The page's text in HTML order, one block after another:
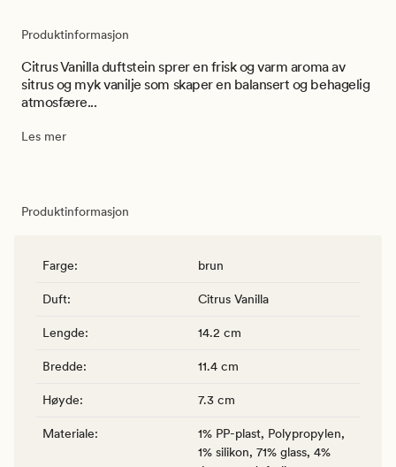
Produktinformasjon
Citrus Vanilla duftstein sprer en frisk og varm aroma av
sitrus og myk vanilje som skaper en balansert og behagelig
atmosfære...
Les mer
Produktinformasjon
Farge: brun
Duft: Citrus Vanilla
Lengde: 14.2 cm
Bredde: 11.4 cm
Høyde: 7.3 cm
Materiale:
1% PP-plast, Polypropylen,
1% silikon, 71% glass, 4%